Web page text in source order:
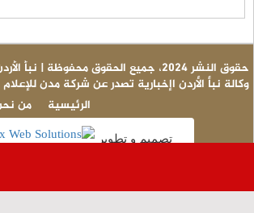
© حقوق النشر 2024، جميع الحقوق محفوظة | نبأ الأردن
وكالة نبأ الأردن اإخبارية تصدر عن شركة مدن للإعلام
من الرئيسية
تصميم و تطوير